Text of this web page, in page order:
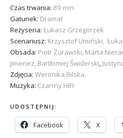
Czas trwania: 89 min
Gatunek: Dramat
Reżyseria: Łukasz Grzegorzek
Scenariusz: Krzysztof Umiński,
Obsada: Piotr Żurawski, Marta
Jimenez, Bartłomiej Świderski,
Zdjęcia: Weronika Bilska
Muzyka: Czarrny HIFI
UDOSTĘPNIJ:
Facebook X